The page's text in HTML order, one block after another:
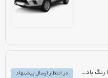
مزایده دولتی موتورسیکلت J200 مدل 1403 رنگ بادمجانی
در انتظار ارسال پیشنهاد